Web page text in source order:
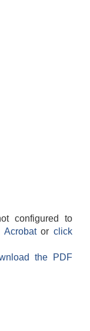
configured to
Acrobatorclick
the PDF